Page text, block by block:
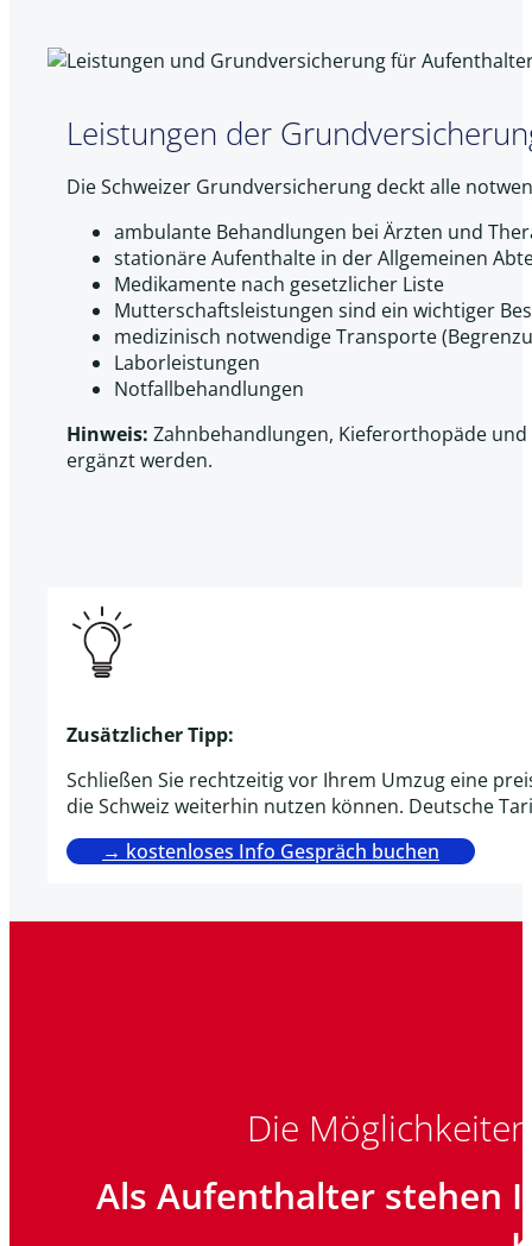
Leistungen der
Die Schweizer Grundversicherung deckt alle
ambulante Behandlungen bei Ärzten und
stationäre Aufenthalte in der Allgemeinen
Medikamente nach gesetzlicher Liste
Mutterschaftsleistungen sind ein wichtiger
medizinisch notwendige Transporte
Laborleistungen
Notfallbehandlungen
Hinweis: Zahnbehandlungen, Kieferorthopäde
ergänzt werden.
Zusätzlicher Tipp:
Schließen Sie rechtzeitig vor Ihrem Umzug eine
die Schweiz weiterhin nutzen können. Deutsche
→ kostenloses Info Gespräch buchen
Die
Als Aufenthalter stehen